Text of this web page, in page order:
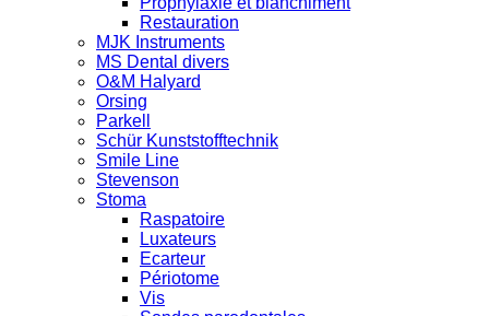
Restauration
MJK Instruments
MS Dental divers
O&M Halyard
Orsing
Parkell
Schür Kunststofftechnik
Smile Line
Stevenson
Stoma
Raspatoire
Luxateurs
Ecarteur
Périotome
Vis